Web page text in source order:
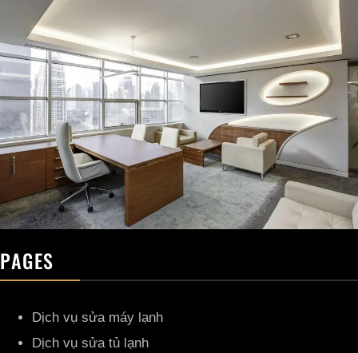
PAGES
Dịch vụ sửa máy lạnh
Dịch vụ sửa tủ lạnh